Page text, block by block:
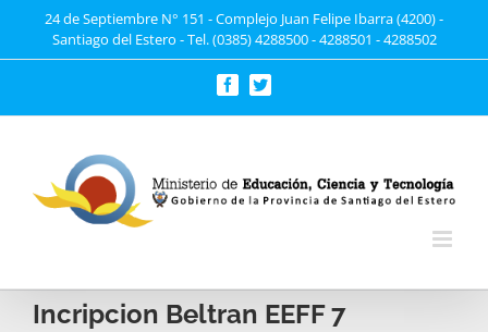
24 de Septiembre N° 151 - Complejo Juan Felipe Ibarra (4200) -
Santiago del Estero - Tel. (0385) 4288500 - 4288501 - 4288502
FacebookTwitter
Incripcion Beltran EEFF 7